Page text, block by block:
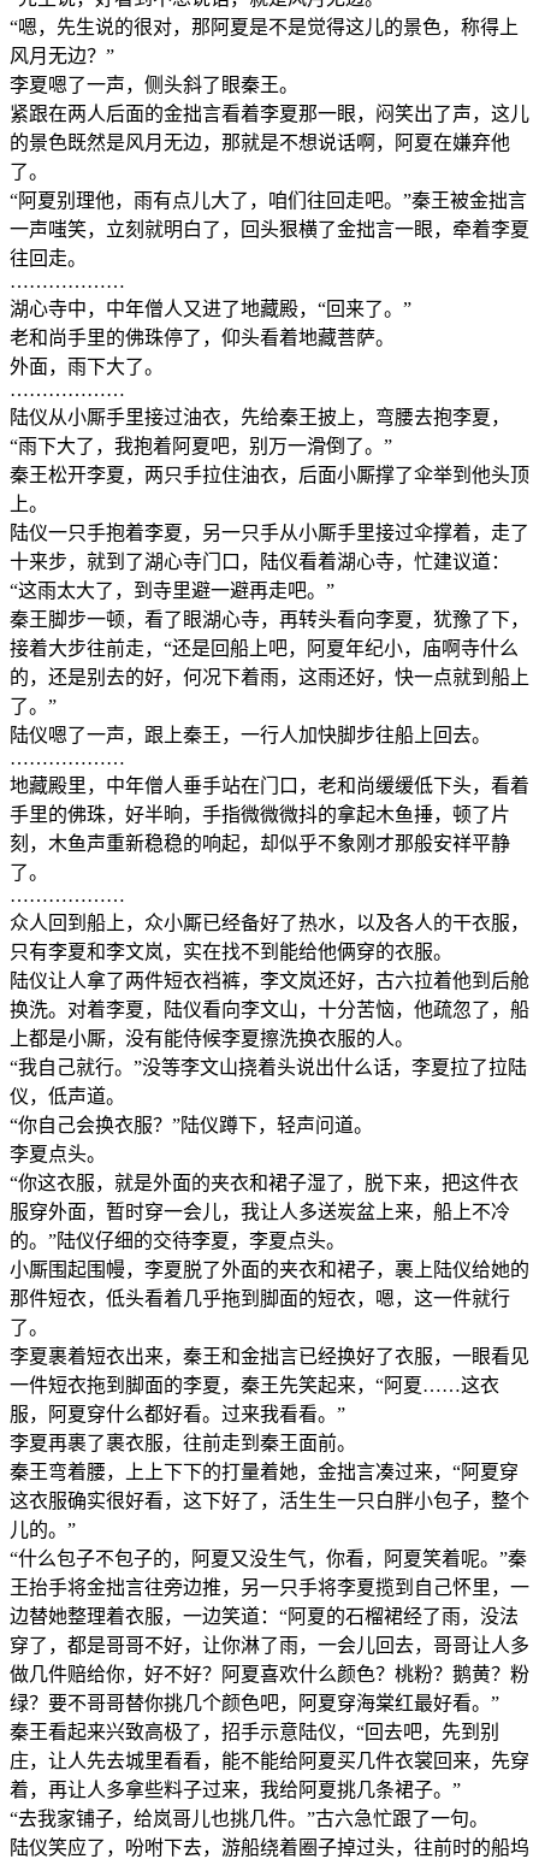
“嗯，先生说的很对，那阿夏是不是觉得这儿的景色，称得上
风月无边？”
李夏嗯了一声，侧头斜了眼秦王。
紧跟在两人后面的金拙言看着李夏那一眼，闷笑出了声，这儿
的景色既然是风月无边，那就是不想说话啊，阿夏在嫌弃他
了。
“阿夏别理他，雨有点儿大了，咱们往回走吧。”秦王被金拙言
一声嗤笑，立刻就明白了，回头狠横了金拙言一眼，牵着李夏
往回走。
………………
湖心寺中，中年僧人又进了地藏殿，“回来了。”
老和尚手里的佛珠停了，仰头看着地藏菩萨。
外面，雨下大了。
………………
陆仪从小厮手里接过油衣，先给秦王披上，弯腰去抱李夏，
“雨下大了，我抱着阿夏吧，别万一滑倒了。”
秦王松开李夏，两只手拉住油衣，后面小厮撑了伞举到他头顶
上。
陆仪一只手抱着李夏，另一只手从小厮手里接过伞撑着，走了
十来步，就到了湖心寺门口，陆仪看着湖心寺，忙建议道：
“这雨太大了，到寺里避一避再走吧。”
秦王脚步一顿，看了眼湖心寺，再转头看向李夏，犹豫了下，
接着大步往前走，“还是回船上吧，阿夏年纪小，庙啊寺什么
的，还是别去的好，何况下着雨，这雨还好，快一点就到船上
了。”
陆仪嗯了一声，跟上秦王，一行人加快脚步往船上回去。
………………
地藏殿里，中年僧人垂手站在门口，老和尚缓缓低下头，看着
手里的佛珠，好半晌，手指微微微抖的拿起木鱼捶，顿了片
刻，木鱼声重新稳稳的响起，却似乎不象刚才那般安祥平静
了。
………………
众人回到船上，众小厮已经备好了热水，以及各人的干衣服，
只有李夏和李文岚，实在找不到能给他俩穿的衣服。
陆仪让人拿了两件短衣裆裤，李文岚还好，古六拉着他到后舱
换洗。对着李夏，陆仪看向李文山，十分苦恼，他疏忽了，船
上都是小厮，没有能侍候李夏擦洗换衣服的人。
“我自己就行。”没等李文山挠着头说出什么话，李夏拉了拉陆
仪，低声道。
“你自己会换衣服？”陆仪蹲下，轻声问道。
李夏点头。
“你这衣服，就是外面的夹衣和裙子湿了，脱下来，把这件衣
服穿外面，暂时穿一会儿，我让人多送炭盆上来，船上不冷
的。”陆仪仔细的交待李夏，李夏点头。
小厮围起围幔，李夏脱了外面的夹衣和裙子，裹上陆仪给她的
那件短衣，低头看着几乎拖到脚面的短衣，嗯，这一件就行
了。
李夏裹着短衣出来，秦王和金拙言已经换好了衣服，一眼看见
一件短衣拖到脚面的李夏，秦王先笑起来，“阿夏……这衣
服，阿夏穿什么都好看。过来我看看。”
李夏再裹了裹衣服，往前走到秦王面前。
秦王弯着腰，上上下下的打量着她，金拙言凑过来，“阿夏穿
这衣服确实很好看，这下好了，活生生一只白胖小包子，整个
儿的。”
“什么包子不包子的，阿夏又没生气，你看，阿夏笑着呢。”秦
王抬手将金拙言往旁边推，另一只手将李夏揽到自己怀里，一
边替她整理着衣服，一边笑道：“阿夏的石榴裙经了雨，没法
穿了，都是哥哥不好，让你淋了雨，一会儿回去，哥哥让人多
做几件赔给你，好不好？阿夏喜欢什么颜色？桃粉？鹅黄？粉
绿？要不哥哥替你挑几个颜色吧，阿夏穿海棠红最好看。”
秦王看起来兴致高极了，招手示意陆仪，“回去吧，先到别
庄，让人先去城里看看，能不能给阿夏买几件衣裳回来，先穿
着，再让人多拿些料子过来，我给阿夏挑几条裙子。”
“去我家铺子，给岚哥儿也挑几件。”古六急忙跟了一句。
陆仪笑应了，吩咐下去，游船绕着圈子掉过头，往前时的船坞